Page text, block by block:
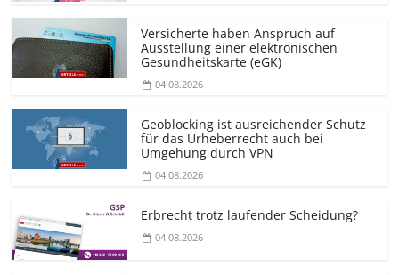
Versicherte haben Anspruch auf
Ausstellung einer elektronischen
Gesundheitskarte (eGK)
04.08.2026
Geoblocking ist ausreichender Schutz
für das Urheberrecht auch bei
Umgehung durch VPN
04.08.2026
Erbrecht trotz laufender Scheidung?
04.08.2026